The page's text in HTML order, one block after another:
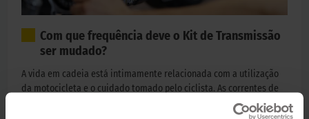
Com que frequência deve o Kit de Transmissão
ser mudado?
A vida em cadeia está intimamente relacionada com a utilização
da motocicleta e o cuidado tomado pelo ciclista. As correntes de
tensionado